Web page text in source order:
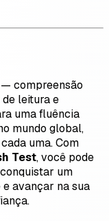
— compreensão
leitura e
uma fluência
mundo global,
uma. Com
Test, você pode
um
avançar na sua